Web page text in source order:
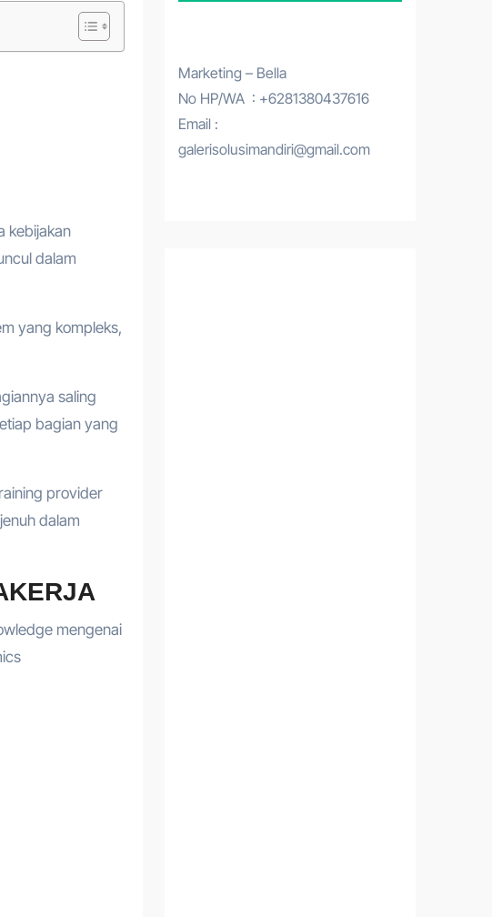
kebijakan
dalam
yang kompleks,
saling
bagian yang
provider
dalam
mengenai
Marketing – Bella
No HP/WA : +6281380437616
Email :
galerisolusimandiri@gmail.com